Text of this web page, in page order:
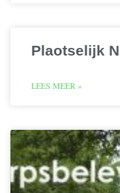
Plaotselijk
LEES MEER »